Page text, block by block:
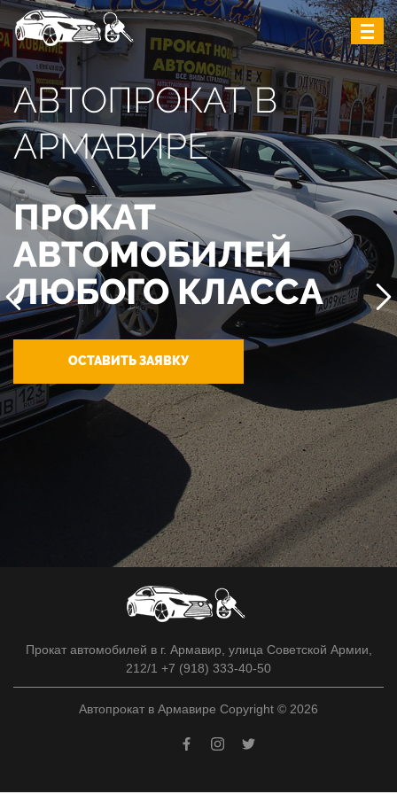
АВТОПРОКАТ В
АРМАВИРЕ
ПРОКАТ
АВТОМОБИЛЕЙ
ЛЮБОГО КЛАССА
ОСТАВИТЬ ЗАЯВКУ
Прокат автомобилей в г. Армавир, улица Советской Армии,
212/1 +7 (918) 333-40-50
Автопрокат в Армавире Copyright © 2026